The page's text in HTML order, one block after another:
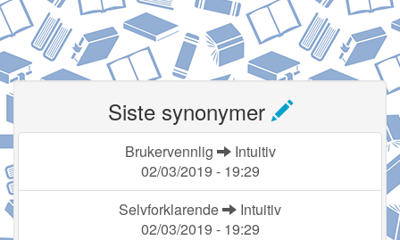
Siste synonymer
Brukervennlig
Intuitiv
02/03/2019 - 19:29
Selvforklarende
Intuitiv
02/03/2019 - 19:29